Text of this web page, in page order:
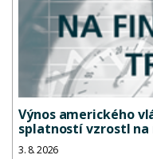
Výnos amerického
splatností vzrostl na
3. 8. 2026